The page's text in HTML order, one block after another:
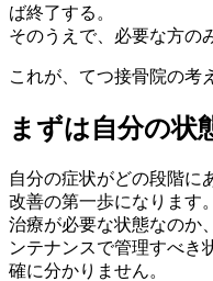
ば終了する。
そのうえで、必要な方の
これが、てつ接骨院の考
まずは自分の状
自分の症状がどの段階に
改善の第一歩になります。
治療が必要な状態なのか
ンテナンスで管理すべき
確に分かりません。